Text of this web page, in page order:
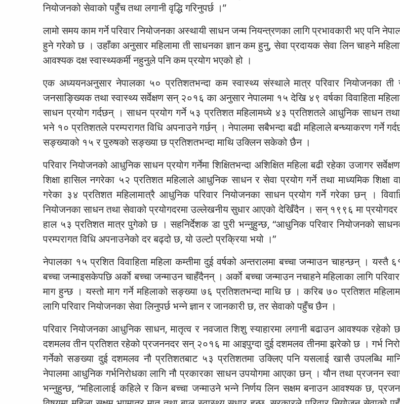
नियोजनको सेवाको पहुँच तथा लगानी वृद्धि गरिनुपर्छ ।”
लामो समय काम गर्ने परिवार नियोजनका अस्थायी साधन जन्म नियन्त्रणका लागि प्रभावकारी भए पनि
हुने गरेको छ । उहाँका अनुसार महिलामा ती साधनका ज्ञान कम हुनु, सेवा प्रदायक सेवा लिन चाहने
आवश्यक दक्ष स्वास्थ्यकर्मी नहुनुले पनि कम प्रयोग भएको हो ।
एक अध्ययनअनुसार नेपालका ५० प्रतिशतभन्दा कम स्वास्थ्य संस्थाले मात्र परिवार नियोजनका
जनसाङ्ख्यिक तथा स्वास्थ्य सर्वेक्षण सन् २०१६ का अनुसार नेपालमा १५ देखि ४९ वर्षका विवाहिता
साधन प्रयोग गर्दछन् । साधन प्रयोग गर्ने ५३ प्रतिशत महिलामध्ये ४३ प्रतिशतले आधुनिक साधन तथा
भने १० प्रतिशतले परम्परागत विधि अपनाउने गर्छन् । नेपालमा सबैभन्दा बढी महिलाले बन्ध्याकरण गर्ने
सङ्ख्याको १५ र पुरुषको सङ्ख्या छ प्रतिशतभन्दा माथि उक्लिन सकेको छैन ।
परिवार नियोजनको आधुनिक साधन प्रयोग गर्नेमा शिक्षितभन्दा अशिक्षित महिला बढी रहेका उजागर
शिक्षा हासिल नगरेका ५२ प्रतिशत महिलाले आधुनिक साधन र सेवा प्रयोग गर्ने तथा माध्यमिक शिक्षा
गरेका ३४ प्रतिशत महिलामात्रै आधुनिक परिवार नियोजनका साधन प्रयोग गर्ने गरेका छन् ।
नियोजनका साधन तथा सेवाको प्रयोगदरमा उल्लेखनीय सुधार आएको देखिँदैन । सन् १९९६ मा
हाल ५३ प्रतिशत मात्र पुगेको छ । सहनिर्देशक डा पुरी भन्नुहुन्छ, “आधुनिक परिवार नियोजनको
परम्परागत विधि अपनाउनेको दर बढ्दो छ, यो उल्टो प्रक्रिया भयो ।”
नेपालका १५ प्रशित विवाहिता महिला कम्तीमा दुई वर्षको अन्तरालमा बच्चा जन्माउन चाहन्छन् । यस्तै
बच्चा जन्माइसकेपछि अर्काे बच्चा जन्माउन चाहँदैनन् । अर्काे बच्चा जन्माउन नचाहने महिलाका लागि
माग हुन्छ । यस्तो माग गर्ने महिलाको सङ्ख्या ७६ प्रतिशतभन्दा माथि छ । करिब ७० प्रतिशत
लागि परिवार नियोजनका सेवा लिनुपर्छ भन्ने ज्ञान र जानकारी छ, तर सेवाको पहुँच छैन ।
परिवार नियोजनका आधुनिक साधन, मातृत्व र नवजात शिशु स्याहारमा लगानी बढाउन आवश्यक
दशमलव तीन प्रतिशत रहेको प्रजननदर सन् २०१६ मा आइपुग्दा दुई दशमलव तीनमा झरेको छ । गर्भ
गर्नेको सङख्या दुई दशमलव नौ प्रतिशतबाट ५३ प्रतिशतमा उक्लिए पनि यसलाई खासै उपलब्धि
नेपालमा आधुनिक गर्भनिरोधका लागि नौ प्रकारका साधन उपयोगमा आएका छन् । यौन तथा प्रजनन
भन्नुहुन्छ, “महिलालाई कहिले र किन बच्चा जन्माउने भन्ने निर्णय लिन सक्षम बनाउन आवश्यक छ,